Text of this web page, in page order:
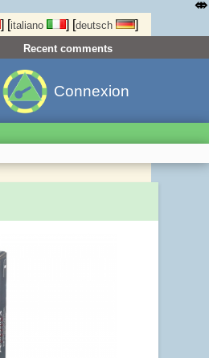
] [italiano ] [deutsch ]
Recent comments
Connexion
⤄